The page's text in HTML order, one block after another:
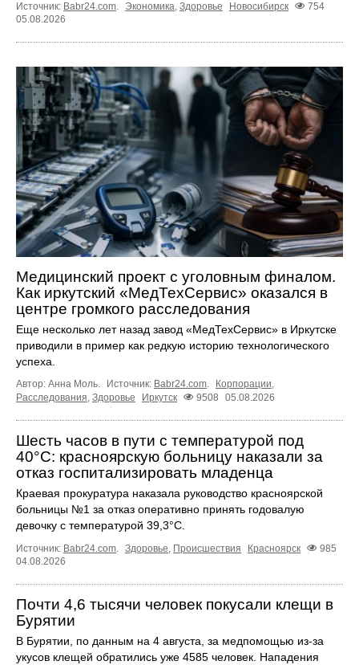
Источник: Babr24.com. Экономика, Здоровье Новосибирск
754
05.08.2026
Медицинский проект с уголовным финалом.
Как иркутский «МедТехСервис» оказался в
центре громкого расследования
Еще несколько лет назад завод «МедТехСервис» в Иркутске
приводили в пример как редкую историю технологического
успеха.
Автор: Анна Моль. Источник: Babr24.com. Корпорации,
Расследования, Здоровье Иркутск 9508 05.08.2026
Шесть часов в пути с температурой под
40°C: красноярскую больницу наказали за
отказ госпитализировать младенца
Краевая прокуратура наказала руководство красноярской
больницы №1 за отказ оперативно принять годовалую
девочку с температурой 39,3°C.
Источник: Babr24.com. Здоровье, Происшествия Красноярск
985
04.08.2026
Почти 4,6 тысячи человек покусали клещи в
Бурятии
В Бурятии, по данным на 4 августа, за медпомощью из-за
укусов клещей обратились уже 4585 человек. Нападения